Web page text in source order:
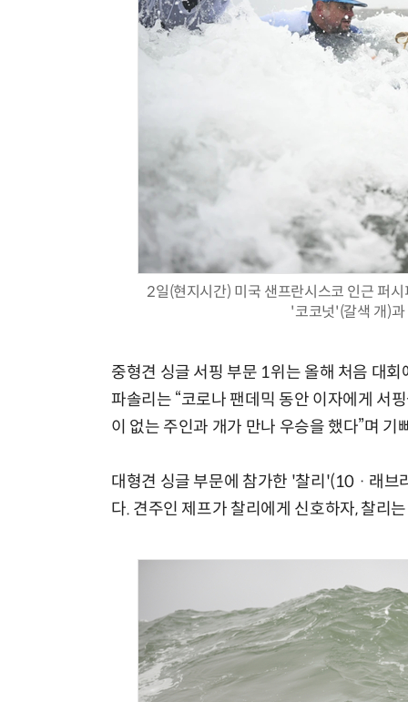
2일(현지시간) 미국 샌프란시스코 인근 퍼
'코코넛'(갈색 개)
중형견 싱글 서핑 부문 1위는 올해 처음 대
파솔리는 “코로나 팬데믹 동안 이자에게 서
이 없는 주인과 개가 만나 우승을 했다”며 기
대형견 싱글 부문에 참가한 '찰리'(10 · 래브
다. 견주인 제프가 찰리에게 신호하자, 찰리